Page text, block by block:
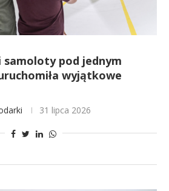
samoloty pod jednym
wyjątkowe
31 lipca 2026